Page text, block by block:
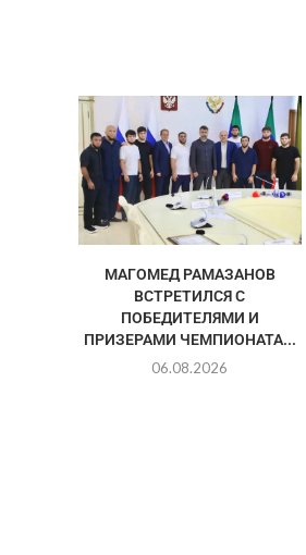
МАГОМЕД РАМАЗАНОВ
ВСТРЕТИЛСЯ С
ПОБЕДИТЕЛЯМИ И
ПРИЗЕРАМИ ЧЕМПИОНАТА...
06.08.2026